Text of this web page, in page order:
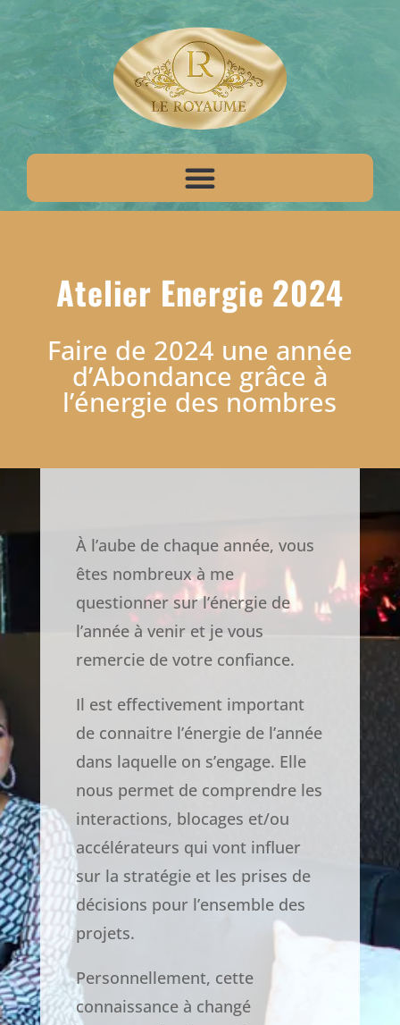
Atelier Energie 2024
Faire de 2024 une année
d’Abondance grâce à
l’énergie des nombres
À l’aube de chaque année, vous
êtes nombreux à me
questionner sur l’énergie de
l’année à venir et je vous
remercie de votre confiance.
Il est effectivement important
de connaitre l’énergie de l’année
dans laquelle on s’engage. Elle
nous permet de comprendre les
interactions, blocages et/ou
accélérateurs qui vont influer
sur la stratégie et les prises de
décisions pour l’ensemble des
projets.
Personnellement, cette
connaissance à changé